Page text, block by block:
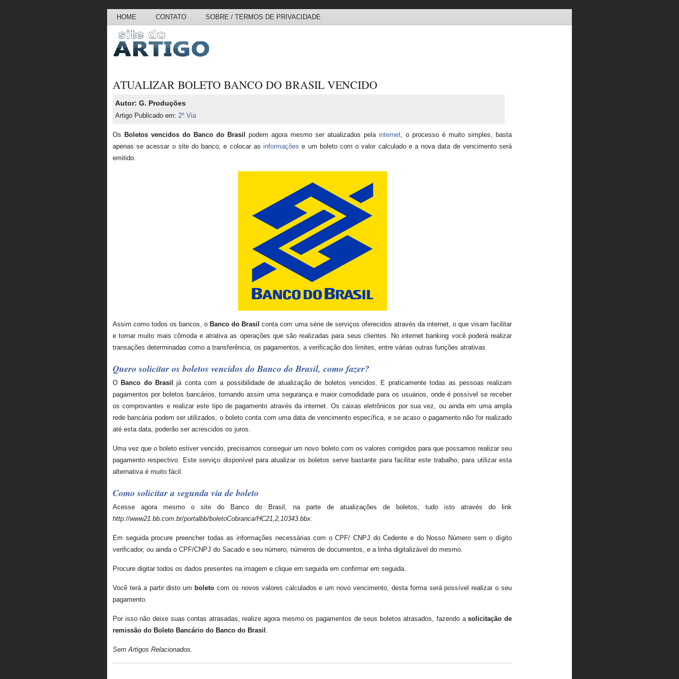
HOME CONTATO SOBRE / TERMOS DE PRIVACIDADE
ATUALIZAR BOLETO BANCO DO BRASIL VENCIDO
Autor: G. Produções
Artigo Publicado em: 2º Via
Os Boletos vencidos do Banco do Brasil podem agora mesmo ser atualizados pela internet, o processo é muito simples, basta
apenas se acessar o site do banco, e colocar asinformações e um boleto com o valor calculado e a nova data de vencimento será
emitido.
Assim como todos os bancos, o Banco do Brasil conta com uma série de serviços oferecidos através da internet, o que visam facilitar
e tornar muito mais cômoda e atrativa as operações que são realizadas para seus clientes. No internet banking você poderá realizar
transações determinadas como a transferência, os pagamentos, a verificação dos limites, entre várias outras funções atrativas.
Quero solicitar os boletos vencidos do Banco do Brasil, como fazer?
O Banco do Brasil
já conta com a possibilidade de atualização de boletos vencidos. E praticamente todas as pessoas realizam
pagamentos por boletos bancários, tornando assim uma segurança e maior comodidade para os usuários, onde é possível se receber
os comprovantes e realizar este tipo de pagamento através da internet. Os caixas eletrônicos por sua vez, ou ainda em uma ampla
rede bancária podem ser utilizados, o boleto conta com uma data de vencimento específica, e se acaso o pagamento não for realizado
até esta data, poderão ser acrescidos os juros.
Uma vez que o boleto estiver vencido, precisamos conseguir um novo boleto com os valores corrigidos para que possamos realizar seu
pagamento respectivo. Este serviço disponível para atualizar os boletos serve bastante para facilitar este trabalho, para utilizar esta
alternativa é muito fácil.
Como solicitar a segunda via de boleto
Acesse agora mesmo o site do Banco do Brasil, na parte de atualizações de boletos, tudo isto através do link
http://www21.bb.com.br/portalbb/boletoCobranca/HC21,2,10343.bbx.
Em seguida procure preencher todas as informações necessárias com o CPF/ CNPJ do Cedente e do Nosso Número sem o dígito
verificador, ou ainda o CPF/CNPJ do Sacado e seu número, números de documentos, e a linha digitalizável do mesmo.
Procure digitar todos os dados presentes na imagem e clique em seguida em confirmar em seguida.
Você terá a partir disto um boleto com os novos valores calculados e um novo vencimento, desta forma será possível realizar o seu
pagamento.
Por isso não deixe suas contas atrasadas, realize agora mesmo os pagamentos de seus boletos atrasados, fazendo asolicitação de
remissão do Boleto Bancário do Banco do Brasil .
Sem Artigos Relacionados.